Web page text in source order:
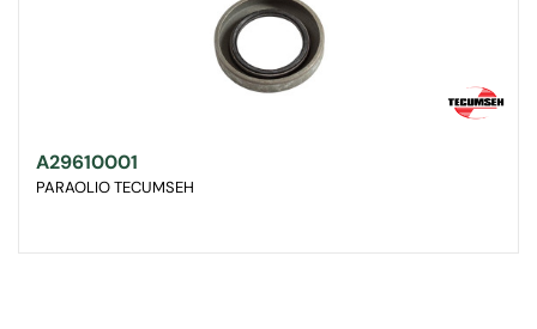
A29610001
PARAOLIO TECUMSEH